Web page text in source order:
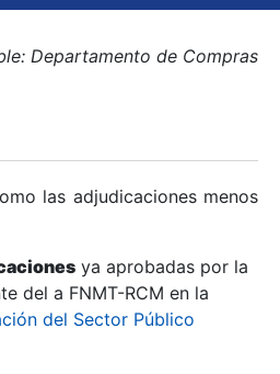
Departamento de Compras
las adjudicaciones menos
ya aprobadas por la
del a FNMT-RCM en la
del Sector Público